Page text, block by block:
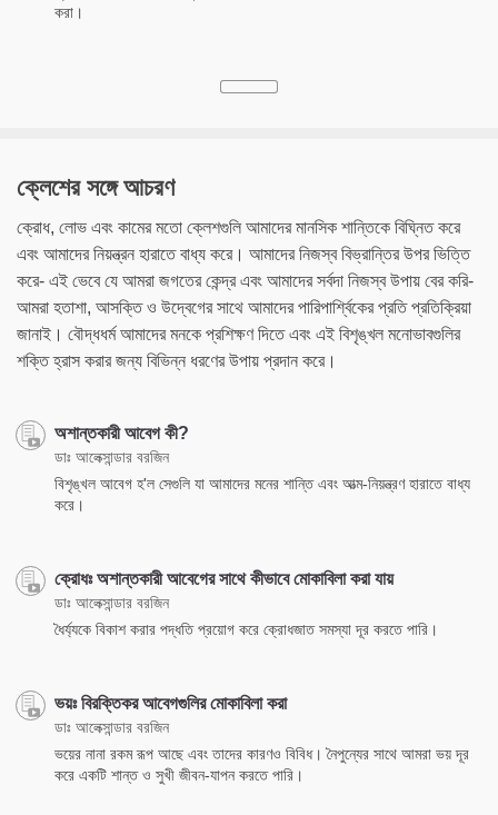
করা।
ক্লেশের সঙ্গে আচরণ
ক্রোধ, লোভ এবং কামের মতো ক্লেশগুলি আমাদের মানসিক শান্তিকে বিঘ্নিত করে
এবং আমাদের নিয়ন্ত্রন হারাতে বাধ্য করে। আমাদের নিজস্ব বিভ্রান্তির উপর ভিত্তি
করে- এই ভেবে যে আমরা জগতের কেন্দ্র এবং আমাদের সর্বদা নিজস্ব উপায় বের করি-
আমরা হতাশা, আসক্তি ও উদ্বেগের সাথে আমাদের পারিপার্শ্বিকের প্রতি প্রতিক্রিয়া
জানাই। বৌদ্ধধর্ম আমাদের মনকে প্রশিক্ষণ দিতে এবং এই বিশৃঙ্খল মনোভাবগুলির
শক্তি হ্রাস করার জন্য বিভিন্ন ধরণের উপায় প্রদান করে।
অশান্তকারী আবেগ কী?
ডাঃ আলেক্সান্ডার বরজিন
বিশৃঙ্খল আবেগ হ'ল সেগুলি যা আমাদের মনের শান্তি এবং আত্ম-নিয়ন্ত্রণ হারাতে বাধ্য
করে।
ক্রোধঃ অশান্তকারী আবেগের সাথে কীভাবে মোকাবিলা করা যায়
ডাঃ আলেক্সান্ডার বরজিন
ধৈর্য্যকে বিকাশ করার পদ্ধতি প্রয়োগ করে ক্রোধজাত সমস্যা দূর করতে পারি।
ভয়ঃ বিরক্তিকর আবেগগুলির মোকাবিলা করা
ডাঃ আলেক্সান্ডার বরজিন
ভয়ের নানা রকম রূপ আছে এবং তাদের কারণও বিবিধ। নৈপুন্যের সাথে আমরা ভয় দূর
করে একটি শান্ত ও সুখী জীবন-যাপন করতে পারি।